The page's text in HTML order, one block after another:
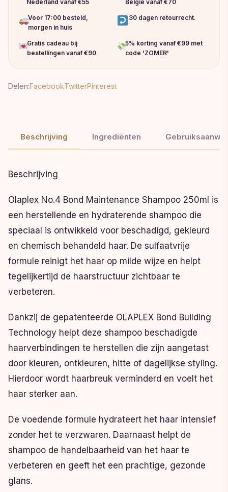
Nederland vanaf €55
België vanaf €70
Voor 17:00 besteld,
morgen in huis
30 dagen retourrecht.
Gratis cadeau bij
bestellingen vanaf €90
5% korting vanaf €99 met
code 'ZOMER'
Delen:FacebookTwitterPinterest
Beschrijving Ingrediënten
Beschrijving
Olaplex No.4 Bond Maintenance Shampoo 250ml is
een herstellende en hydraterende shampoo die
speciaal is ontwikkeld voor beschadigd, gekleurd
en chemisch behandeld haar. De sulfaatvrije
formule reinigt het haar op milde wijze en helpt
tegelijkertijd de haarstructuur zichtbaar te
verbeteren.
Dankzij de gepatenteerde OLAPLEX Bond Building
Technology helpt deze shampoo beschadigde
haarverbindingen te herstellen die zijn aangetast
door kleuren, ontkleuren, hitte of dagelijkse styling.
Hierdoor wordt haarbreuk verminderd en voelt het
haar sterker aan.
De voedende formule hydrateert het haar intensief
zonder het te verzwaren. Daarnaast helpt de
shampoo de handelbaarheid van het haar te
verbeteren en geeft het een prachtige, gezonde
glans.